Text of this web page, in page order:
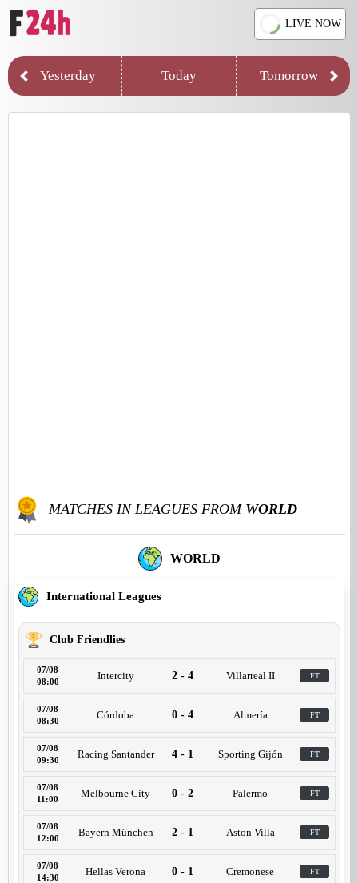
LIVE NOW
Yesterday Today Tomorrow
MATCHES IN LEAGUES FROM WORLD
WORLD
International Leagues
Club Friendlies
07/08
08:00
Intercity 2 - 4 Villarreal II FT
07/08
08:30
Córdoba 0 - 4 Almería FT
07/08
09:30
Racing Santander 4 - 1 Sporting Gijón FT
07/08
11:00
Melbourne City 0 - 2 Palermo FT
07/08
12:00
Bayern München 2 - 1 Aston Villa FT
07/08
14:30
Hellas Verona 0 - 1 Cremonese FT